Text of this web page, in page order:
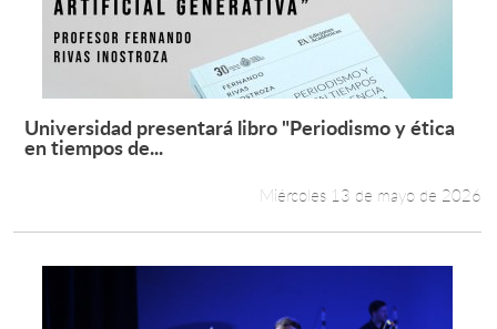
Leer más +
Universidad presentará libro "Periodismo y ética
en tiempos de...
Miércoles 13 de mayo de 2026